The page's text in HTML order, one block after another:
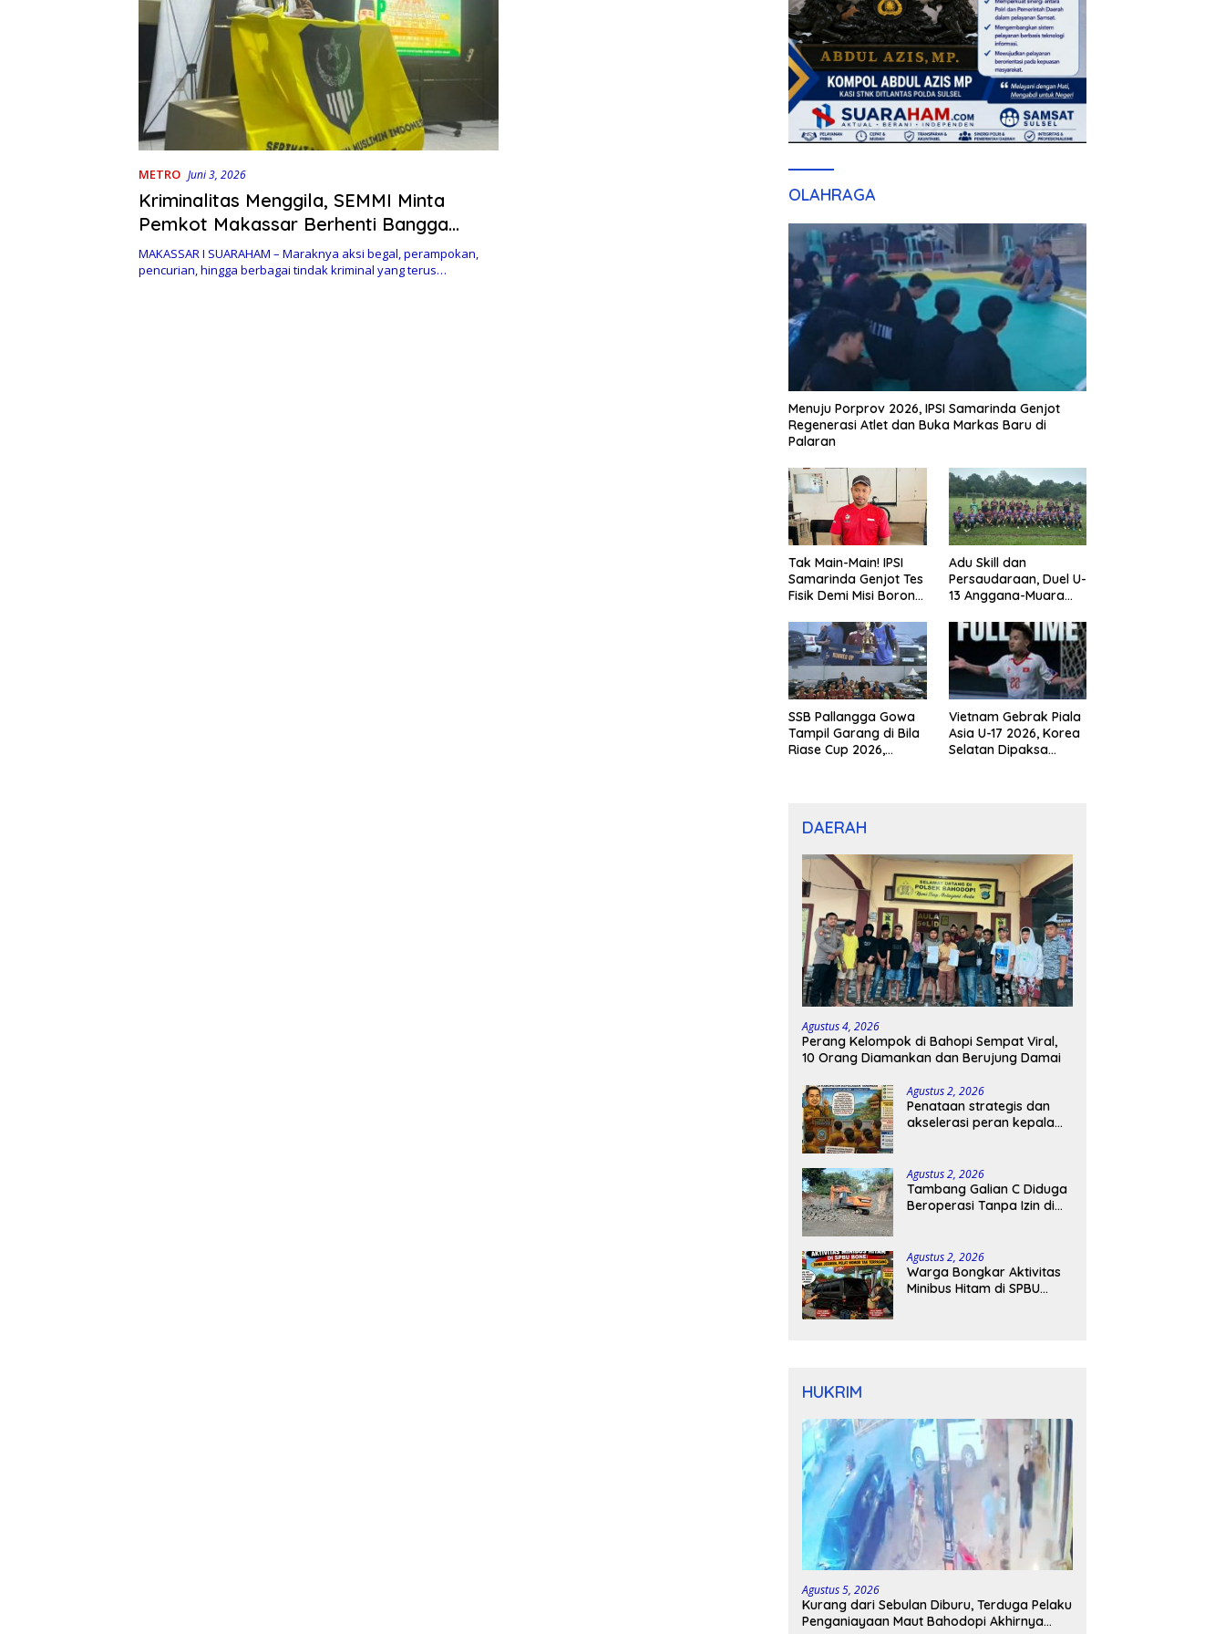
METRO Juni 3, 2026
Kriminalitas Menggila, SEMMI Minta
Pemkot Makassar Berhenti Bangga
Pembangunan Fisik
MAKASSAR I SUARAHAM – Maraknya aksi begal, perampokan,
pencurian, hingga berbagai tindak kriminal yang terus…
OLAHRAGA
Menuju Porprov 2026, IPSI Samarinda Genjot
Regenerasi Atlet dan Buka Markas Baru di
Palaran
Tak Main-Main! IPSI
Samarinda Genjot Tes
Fisik Demi Misi Borong
Kaltim 2026
Adu Skill dan
Persaudaraan, Duel U-
13 Anggana-Muara
Meriah
SSB Pallangga Gowa
Tampil Garang di Bila
Riase Cup 2026,
Vietnam Gebrak Piala
Asia U-17 2026, Korea
Selatan Dipaksa
DAERAH
Agustus 4, 2026
Perang Kelompok di Bahopi Sempat Viral,
10 Orang Diamankan dan Berujung Damai
Agustus 2, 2026
Penataan strategis dan
akselerasi peran kepala
Agustus 2, 2026
Tambang Galian C Diduga
Beroperasi Tanpa Izin di
Tangan
Agustus 2, 2026
Warga Bongkar Aktivitas
Minibus Hitam di SPBU
HUKRIM
Agustus 5, 2026
Kurang dari Sebulan Diburu, Terduga Pelaku
Penganiayaan Maut Bahodopi Akhirnya